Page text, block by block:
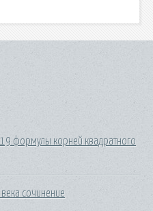
корней квадратного
сочинение